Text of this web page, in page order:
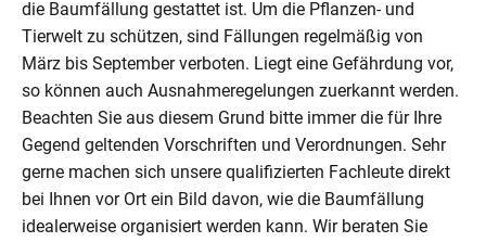
die Baumfällung gestattet ist. Um die Pflanzen- und
Tierwelt zu schützen, sind Fällungen regelmäßig von
März bis September verboten. Liegt eine Gefährdung vor,
so können auch Ausnahmeregelungen zuerkannt werden.
Beachten Sie aus diesem Grund bitte immer die für Ihre
Gegend geltenden Vorschriften und Verordnungen. Sehr
gerne machen sich unsere qualifizierten Fachleute direkt
bei Ihnen vor Ort ein Bild davon, wie die Baumfällung
idealerweise organisiert werden kann. Wir beraten Sie